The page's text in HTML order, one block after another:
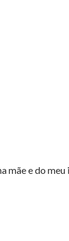
mãe e do meu